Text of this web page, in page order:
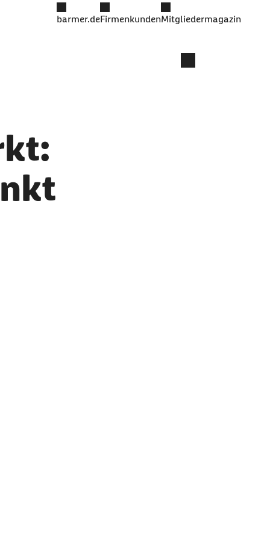
barmer.deFirmenkundenMitgliedermagazin